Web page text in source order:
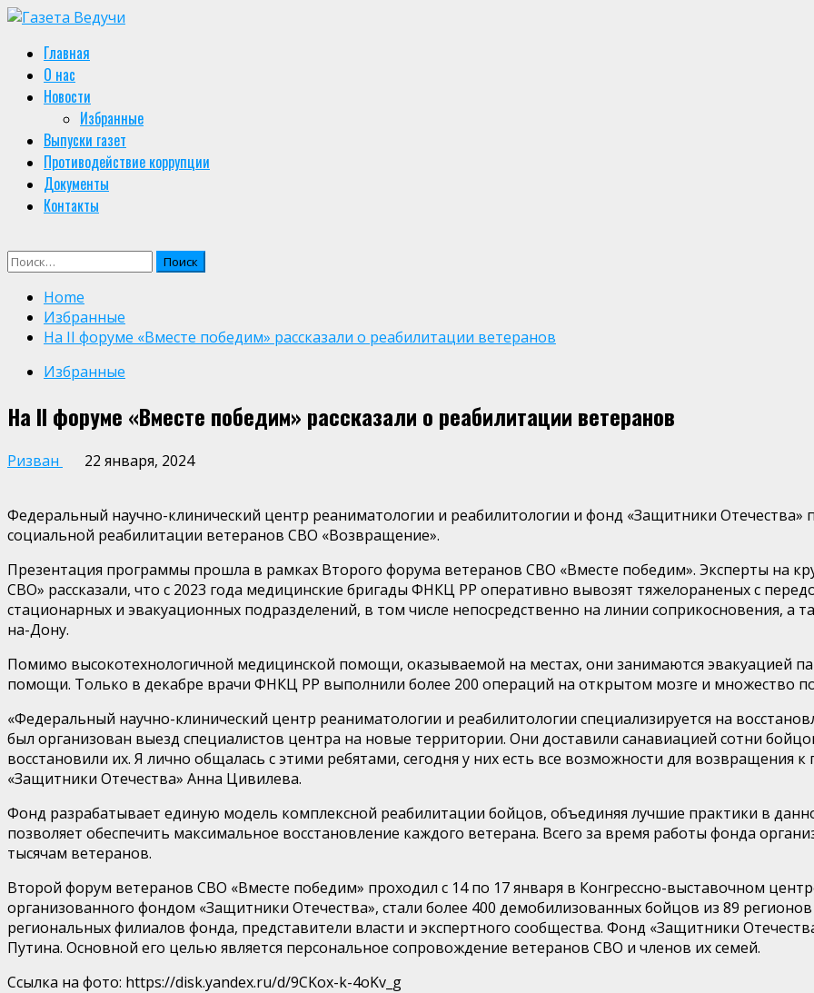
Skip
content
Primary
Menu
Главная
О нас
Новости
Избранные
Выпуски газет
Противодействие коррупции
Документы
Контакты
Найти:
Home
Избранные
На II форуме «Вместе победим» рассказали о реабилитации ветеранов
Избранные
На II форуме «Вместе победим» рассказали о реабилитации ветеранов
Ризван 22 января, 2024
Федеральный научно-клинический центр реаниматологии и реабилитологии и фонд «Защитники
социальной реабилитации ветеранов СВО «Возвращение».
Презентация программы прошла в рамках Второго форума ветеранов СВО «Вместе победим». Эксперты на
СВО» рассказали, что с 2023 года медицинские бригады ФНКЦ РР оперативно вывозят тяжелораненых с
стационарных и эвакуационных подразделений, в том числе непосредственно на линии соприкосновения, а
на-Дону.
Помимо высокотехнологичной медицинской помощи, оказываемой на местах, они занимаются эвакуацией
помощи. Только в декабре врачи ФНКЦ РР выполнили более 200 операций на открытом мозге и множество
«Федеральный научно-клинический центр реаниматологии и реабилитологии специализируется на
был организован выезд специалистов центра на новые территории. Они доставили санавиацией сотни
восстановили их. Я лично общалась с этими ребятами, сегодня у них есть все возможности для
«Защитники Отечества» Анна Цивилева.
Фонд разрабатывает единую модель комплексной реабилитации бойцов, объединяя лучшие практики в
позволяет обеспечить максимальное восстановление каждого ветерана. Всего за время работы фонда
тысячам ветеранов.
Второй форум ветеранов СВО «Вместе победим» проходил с 14 по 17 января в Конгрессно-выставочном
организованного фондом «Защитники Отечества», стали более 400 демобилизованных бойцов из 89
региональных филиалов фонда, представители власти и экспертного сообщества. Фонд «Защитники
Путина. Основной его целью является персональное сопровождение ветеранов СВО и членов их семей.
Ссылка на фото: https://disk.yandex.ru/d/9CKox-k-4oKv_g